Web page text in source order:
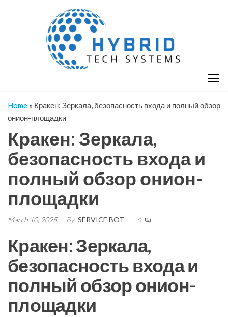
Home » Кракен: Зеркала, безопасность входа и полный обзор
онион-площадки
Кракен: Зеркала,
безопасность входа и
полный обзор онион-
площадки
March 10, 2025 By SERVICE BOT 0
Кракен: Зеркала,
безопасность входа и
полный обзор онион-
площадки